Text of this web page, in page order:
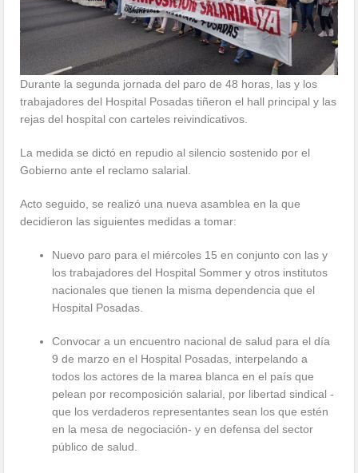
Durante la segunda jornada del paro de 48 horas, las y los
trabajadores del Hospital Posadas tiñeron el hall principal y las
rejas del hospital con carteles reivindicativos.
La medida se dictó en repudio al silencio sostenido por el
Gobierno ante el reclamo salarial.
Acto seguido, se realizó una nueva asamblea en la que
decidieron las siguientes medidas a tomar:
Nuevo paro para el miércoles 15 en conjunto con las y
los trabajadores del Hospital Sommer y otros institutos
nacionales que tienen la misma dependencia que el
Hospital Posadas.
Convocar a un encuentro nacional de salud para el día
9 de marzo en el Hospital Posadas, interpelando a
todos los actores de la marea blanca en el país que
pelean por recomposición salarial, por libertad sindical -
que los verdaderos representantes sean los que estén
en la mesa de negociación- y en defensa del sector
público de salud.